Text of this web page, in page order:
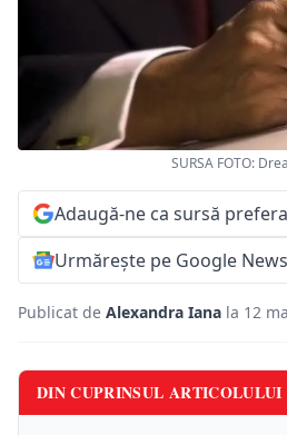
SURSA FOTO:
Adaugă-ne ca sursă
Urmărește pe Google News
Publicat de Alexandra Iana la 12
DIN CUPRINSUL ARTICOLULUI